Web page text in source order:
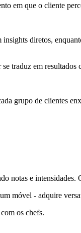
em que o cliente
diretos,
traduz em resultados
grupo de clientes
notas e
móvel - adquire
os chefs.